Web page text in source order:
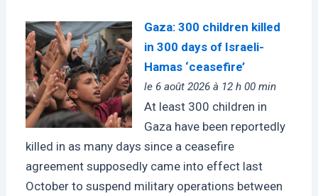
Gaza: 300 children killed
in 300 days of Israeli-
Hamas ‘ceasefire’
le 6 août 2026 à 12 h 00 min
At least 300 children in
Gaza have been reportedly
killed in as many days since a ceasefire
agreement supposedly came into effect last
October to suspend military operations between